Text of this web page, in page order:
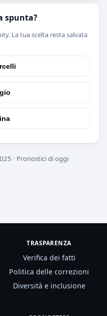
spunta?
La tua scelta resta salvata
· Pronostici di oggi
TRASPARENZA
Verifica dei fatti
Politica delle correzioni
Diversità e inclusione